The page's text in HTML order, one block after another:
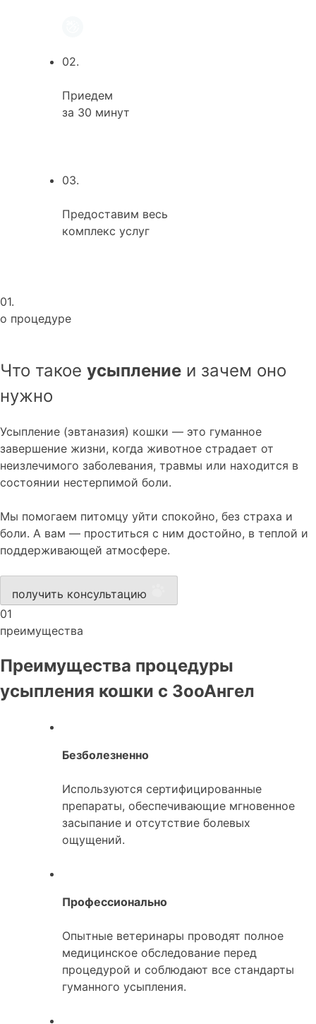
02.
Приедем
за 30 минут
03.
Предоставим весь
комплекс услуг
01.
о процедуре
Что такое усыпление и зачем оно
нужно
Усыпление (эвтаназия) кошки — это гуманное
завершение жизни, когда животное страдает от
неизлечимого заболевания, травмы или находится в
состоянии нестерпимой боли.
Мы помогаем питомцу уйти спокойно, без страха и
боли. А вам — проститься с ним достойно, в теплой и
поддерживающей атмосфере.
получить консультацию
01
преимущества
Преимущества процедуры
усыпления кошки с ЗооАнгел
Безболезненно
Используются сертифицированные
препараты, обеспечивающие мгновенное
засыпание и отсутствие болевых
ощущений.
Профессионально
Опытные ветеринары проводят полное
медицинское обследование перед
процедурой и соблюдают все стандарты
гуманного усыпления.